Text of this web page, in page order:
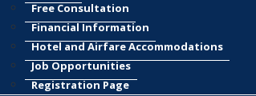
Free Consultation
Financial Information
Hotel and Airfare Accommodations
Job Opportunities
Registration Page